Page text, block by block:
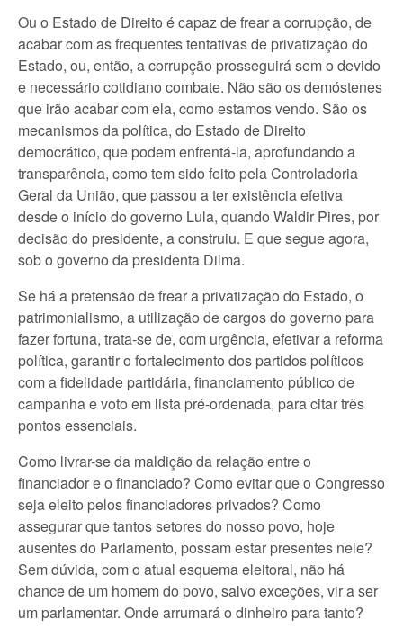
Ou o Estado de Direito é capaz de frear a corrupção, de
acabar com as frequentes tentativas de privatização do
Estado, ou, então, a corrupção prosseguirá sem o devido
e necessário cotidiano combate. Não são os demóstenes
que irão acabar com ela, como estamos vendo. São os
mecanismos da política, do Estado de Direito
democrático, que podem enfrentá-la, aprofundando a
transparência, como tem sido feito pela Controladoria
Geral da União, que passou a ter existência efetiva
desde o início do governo Lula, quando Waldir Pires, por
decisão do presidente, a construiu. E que segue agora,
sob o governo da presidenta Dilma.
Se há a pretensão de frear a privatização do Estado, o
patrimonialismo, a utilização de cargos do governo para
fazer fortuna, trata-se de, com urgência, efetivar a reforma
política, garantir o fortalecimento dos partidos políticos
com a fidelidade partidária, financiamento público de
campanha e voto em lista pré-ordenada, para citar três
pontos essenciais.
Como livrar-se da maldição da relação entre o
financiador e o financiado? Como evitar que o Congresso
seja eleito pelos financiadores privados? Como
assegurar que tantos setores do nosso povo, hoje
ausentes do Parlamento, possam estar presentes nele?
Sem dúvida, com o atual esquema eleitoral, não há
chance de um homem do povo, salvo exceções, vir a ser
um parlamentar. Onde arrumará o dinheiro para tanto?